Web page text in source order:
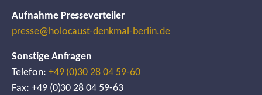
Aufnahme Presseverteiler
presse@holocaust-denkmal-berlin.de
Sonstige Anfragen
Telefon: +49 (0)30 28 04 59-60
Fax: +49 (0)30 28 04 59-63